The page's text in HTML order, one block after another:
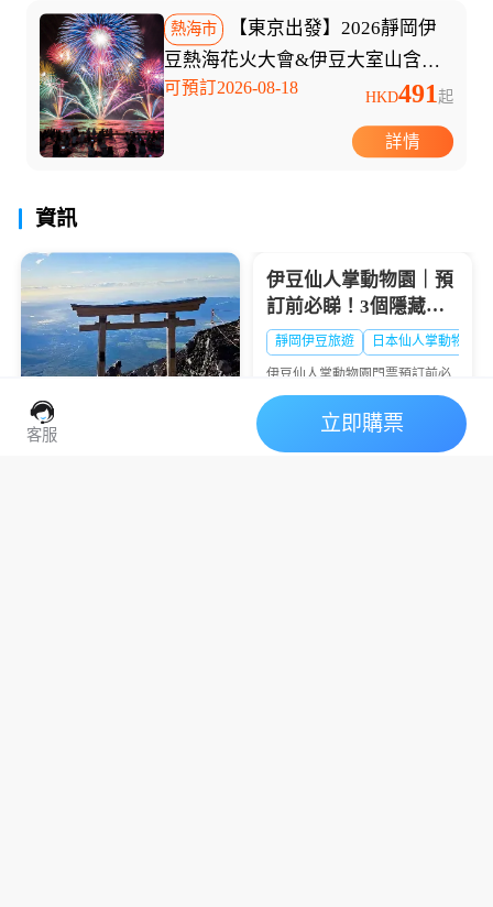
熱海市
【東京出發】2026靜岡伊
豆熱海花火大會&伊豆大室山含纜
車&鎌倉高校一日遊
可預訂2026-08-18 HKD491起
詳情
資訊
伊豆仙人掌動物園｜預
訂前必睇！3個隱藏細
節唔好錯過✨
靜岡伊豆旅遊 日本仙人掌動物園
伊豆仙人掌動物園門票預訂前必
看！7天兌換期限、冬夏開放時
間、免費兒童政策全解析，冬季
水豚溫泉亮點搶先知，名古屋週
邊遊首選！
客服
立即購票